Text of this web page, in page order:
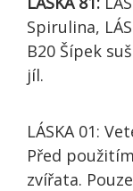
Spirulina,
B20 Šípek
jíl.
LÁSKA 01:
Před
zvířata.